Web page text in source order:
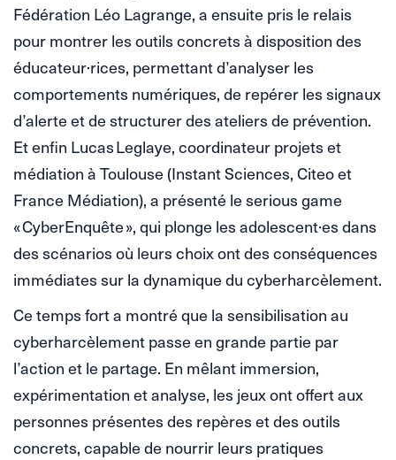
Fédération Léo Lagrange, a ensuite pris le relais
pour montrer les outils concrets à disposition des
éducateur·rices, permettant d’analyser les
comportements numériques, de repérer les signaux
d’alerte et de structurer des ateliers de prévention.
Et enfin Lucas Leglaye, coordinateur projets et
médiation à Toulouse (Instant Sciences, Citeo et
France Médiation), a présenté le serious game
« CyberEnquête », qui plonge les adolescent·es dans
des scénarios où leurs choix ont des conséquences
immédiates sur la dynamique du cyberharcèlement.
Ce temps fort a montré que la sensibilisation au
cyberharcèlement passe en grande partie par
l’action et le partage. En mêlant immersion,
expérimentation et analyse, les jeux ont offert aux
personnes présentes des repères et des outils
concrets, capable de nourrir leurs pratiques